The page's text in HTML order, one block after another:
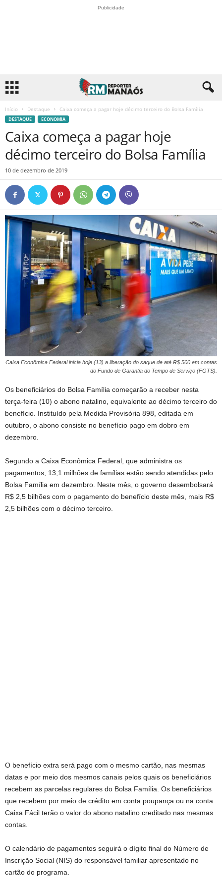
Publicidade
Início Destaque Caixa começa a pagar hoje décimo terceiro do Bolsa Família
DESTAQUE ECONOMIA
Caixa começa a pagar hoje
décimo terceiro do Bolsa Família
10 de dezembro de 2019
Caixa Econômica Federal inicia hoje (13) a liberação do saque de até R$ 500 em contas
do Fundo de Garantia do Tempo de Serviço (FGTS).
Os beneficiários do Bolsa Família começarão a receber nesta
terça-feira (10) o abono natalino, equivalente ao décimo terceiro do
benefício. Instituído pela Medida Provisória 898, editada em
outubro, o abono consiste no benefício pago em dobro em
dezembro.
Segundo a Caixa Econômica Federal, que administra os
pagamentos, 13,1 milhões de famílias estão sendo atendidas pelo
Bolsa Família em dezembro. Neste mês, o governo desembolsará
R$ 2,5 bilhões com o pagamento do benefício deste mês, mais R$
2,5 bilhões com o décimo terceiro.
O benefício extra será pago com o mesmo cartão, nas mesmas
datas e por meio dos mesmos canais pelos quais os beneficiários
recebem as parcelas regulares do Bolsa Família. Os beneficiários
que recebem por meio de crédito em conta poupança ou na conta
Caixa Fácil terão o valor do abono natalino creditado nas mesmas
contas.
O calendário de pagamentos seguirá o dígito final do Número de
Inscrição Social (NIS) do responsável familiar apresentado no
cartão do programa.